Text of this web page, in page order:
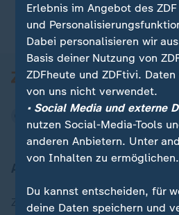
Zuletzt veröffentlicht
Erlebnis im Angebot des
und
Dabei personalisieren wir
Basis deiner Nutzung von
ZDFheute und ZDFtivi.
von uns nicht verwendet.
• Social Media und externe
nutzen Social-Media-Tools
anderen Anbietern. Unter
von Inhalten zu ermöglichen.
Du kannst entscheiden, für
deine Daten speichern und